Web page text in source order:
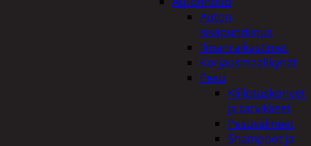
Auton
sisäpuhdistus
Ilmanraikastimet
Korjausmaalikynät
Pesu
Kiillotuskoneet
ja tarvikkeet
Pesuvälineet
Shampoot ja